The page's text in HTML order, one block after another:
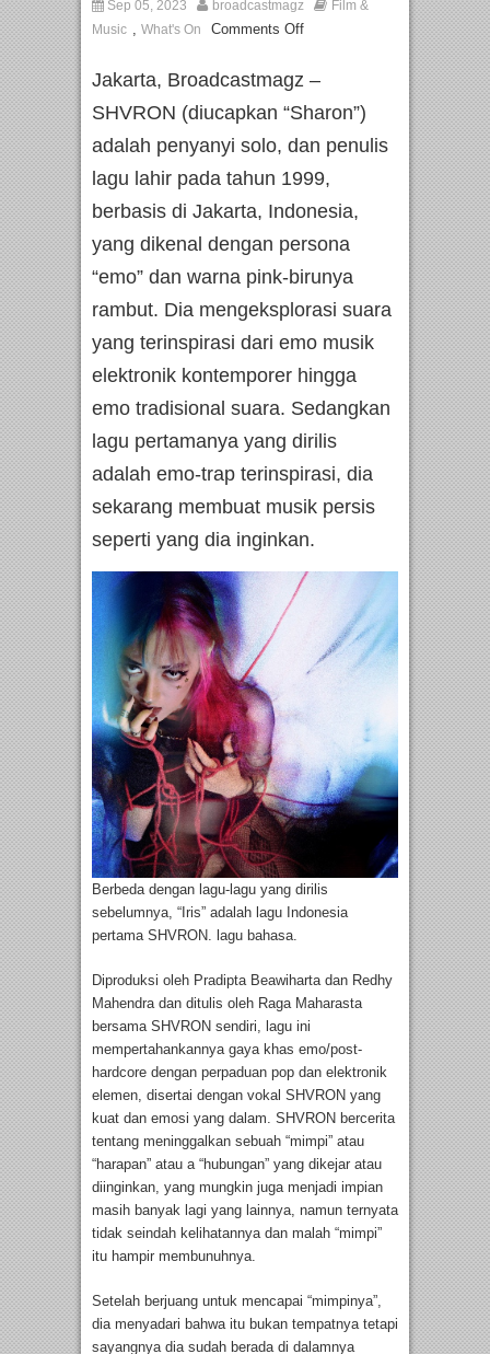
Sep 05, 2023 broadcastmagz
Film &
Music , What's On Comments Off
Jakarta, Broadcastmagz –
SHVRON (diucapkan “Sharon”)
adalah penyanyi solo, dan penulis
lagu lahir pada tahun 1999,
berbasis di Jakarta, Indonesia,
yang dikenal dengan persona
“emo” dan warna pink-birunya
rambut. Dia mengeksplorasi suara
yang terinspirasi dari emo musik
elektronik kontemporer hingga
emo tradisional suara. Sedangkan
lagu pertamanya yang dirilis
adalah emo-trap terinspirasi, dia
sekarang membuat musik persis
seperti yang dia inginkan.
Berbeda dengan lagu-lagu yang dirilis
sebelumnya, “Iris” adalah lagu Indonesia
pertama SHVRON. lagu bahasa.
Diproduksi oleh Pradipta Beawiharta dan Redhy
Mahendra dan ditulis oleh Raga Maharasta
bersama SHVRON sendiri, lagu ini
mempertahankannya gaya khas emo/post-
hardcore dengan perpaduan pop dan elektronik
elemen, disertai dengan vokal SHVRON yang
kuat dan emosi yang dalam. SHVRON bercerita
tentang meninggalkan sebuah “mimpi” atau
“harapan” atau a “hubungan” yang dikejar atau
diinginkan, yang mungkin juga menjadi impian
masih banyak lagi yang lainnya, namun ternyata
tidak seindah kelihatannya dan malah “mimpi”
itu hampir membunuhnya.
Setelah berjuang untuk mencapai “mimpinya”,
dia menyadari bahwa itu bukan tempatnya tetapi
sayangnya dia sudah berada di dalamnya